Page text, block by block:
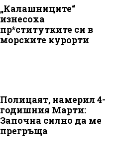
„Калашниците“
изнесоха
пр*ститутките си в
морските курорти
Полицаят, намерил 4-
годишния Марти:
Започна силно да ме
прегръща